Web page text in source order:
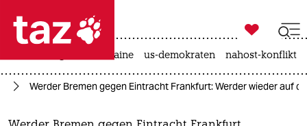
 taz zahl ich
taz zahl ich

taz zahl ich
krieg in der ukraine us-demokraten nahost-konflikt
Werder Bremen gegen Eintracht Frankfurt: Werder wieder auf